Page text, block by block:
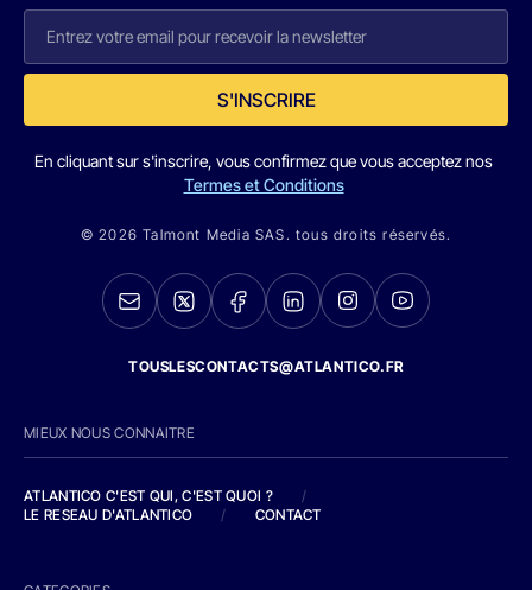
S'INSCRIRE
En cliquant sur s'inscrire, vous confirmez que vous acceptez nos
Termes et Conditions
© 2026 Talmont Media SAS. tous droits réservés.
TOUSLESCONTACTS@ATLANTICO.FR
MIEUX NOUS CONNAITRE
ATLANTICO C'EST QUI, C'EST QUOI ?
/
LE RESEAU D'ATLANTICO
/ CONTACT